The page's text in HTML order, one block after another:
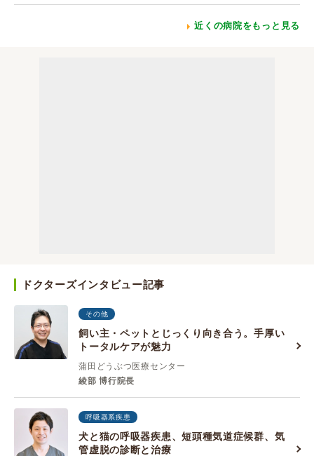
近くの病院をもっと見る
ドクターズインタビュー記事
その他
飼い主・ペットとじっくり向き合う。手厚い
トータルケアが魅力
蒲田どうぶつ医療センター
綾部 博行院長
呼吸器系疾患
犬と猫の呼吸器疾患、短頭種気道症候群、気
管虚脱の診断と治療